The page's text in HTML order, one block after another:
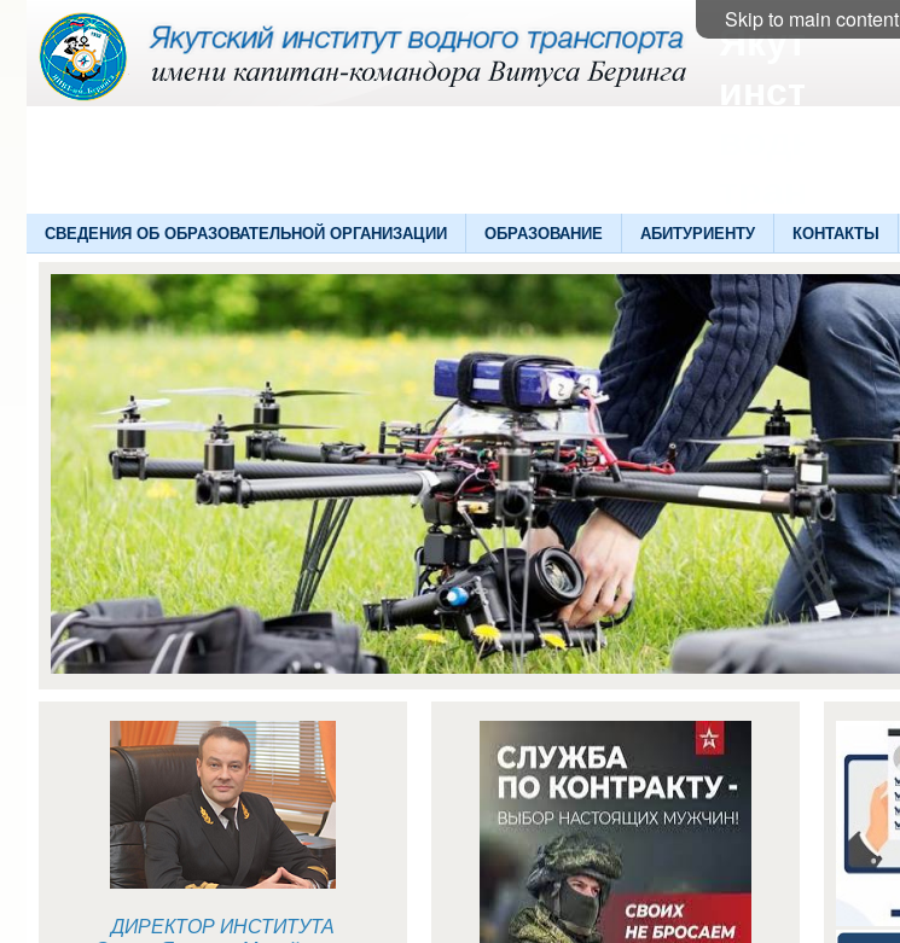
Skip to main content
Якутский
СВЕДЕНИЯ ОБ ОБРАЗОВАТЕЛЬНОЙ ОРГАНИЗАЦИИ ОБРАЗОВАНИЕ АБИТУРИЕНТУ КОНТАКТЫ
ДИРЕКТОР ИНСТИТУТА